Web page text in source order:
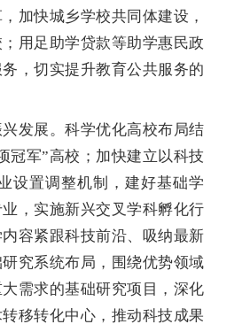
加快城乡学校共同体建设，
用足助学贷款等助学惠民政
，切实提升教育公共服务的
发展。科学优化高校布局结
冠军”高校；加快建立以科技
设置调整机制，建好基础学
，实施新兴交叉学科孵化行
容紧跟科技前沿、吸纳最新
究系统布局，围绕优势领域
需求的基础研究项目，深化
移转化中心，推动科技成果